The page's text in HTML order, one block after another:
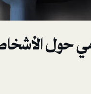
حول